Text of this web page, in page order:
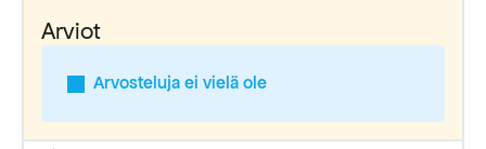
Arviot
Arvosteluja ei vielä ole